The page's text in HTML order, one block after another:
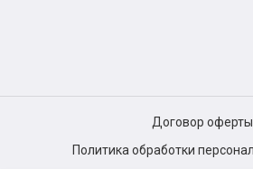
Договор оферты
Политика обработки